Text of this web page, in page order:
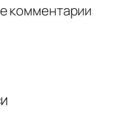
комментарии